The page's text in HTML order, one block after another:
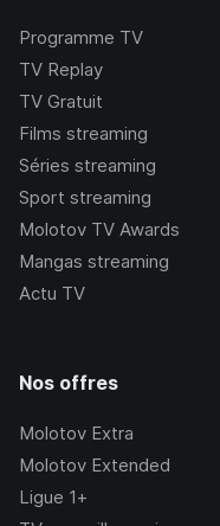
Programme TV
TV Replay
TV Gratuit
Films streaming
Séries streaming
Sport streaming
Molotov TV Awards
Mangas streaming
Actu TV
Nos offres
Molotov Extra
Molotov Extended
Ligue 1+